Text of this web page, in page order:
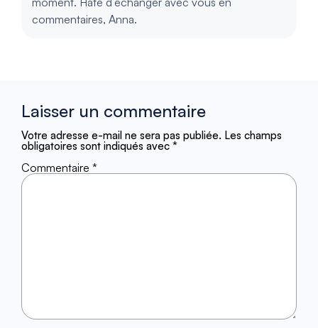
commentaires, Anna.
Laisser un commentaire
Votre adresse e-mail ne sera pas publiée. Les champs
obligatoires sont indiqués avec *
Commentaire *